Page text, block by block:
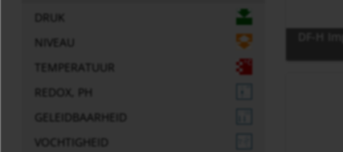
DRUK
NIVEAU
TEMPERATUUR
REDOX, PH
GELEIDBAARHEID
VOCHTIGHEID
DF-H